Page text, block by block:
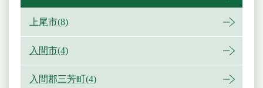
上尾市(8)
入間市(4)
入間郡三芳町(4)